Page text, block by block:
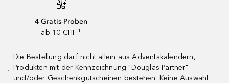
4 Gratis-Proben
ab 10 CHF ¹
¹
Die Bestellung darf nicht allein aus Adventskalendern,
Produkten mit der Kennzeichnung "Douglas Partner"
und/oder Geschenkgutscheinen bestehen. Keine Auswahl